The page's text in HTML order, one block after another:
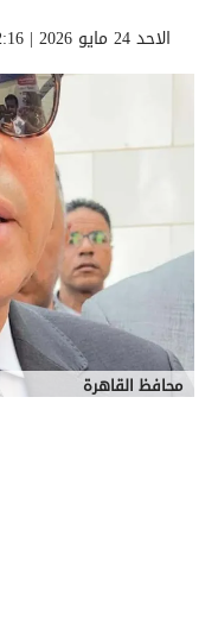
الاحد 24 مايو 2026 | 02:16 مساءً
محافظ القاهرة